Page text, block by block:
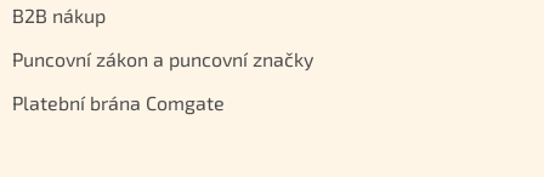
B2B nákup
Puncovní zákon a puncovní značky
Platební brána Comgate